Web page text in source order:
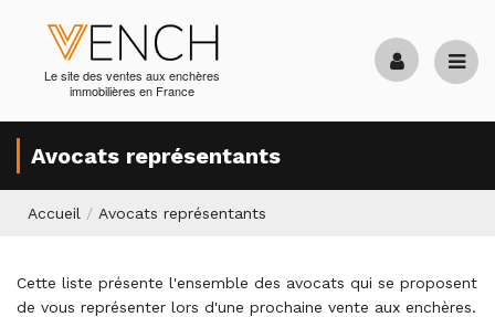
Le site des ventes aux enchères
immobilières en France
Avocats représentants
Accueil / Avocats représentants
Cette liste présente l'ensemble des avocats qui se proposent
de vous représenter lors d'une prochaine vente aux enchères.